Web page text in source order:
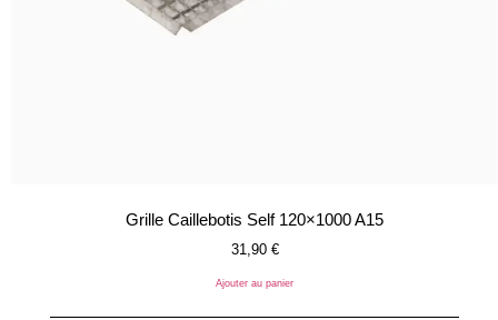
Grille Caillebotis Self 120×1000 A15
31,90 €
Ajouter au panier